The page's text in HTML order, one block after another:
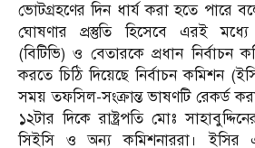
ভোটগ্রহণের দিন ধার্য করা হতে পারে
ঘোষণার প্রস্তুতি হিসেবে এরই মধ্যে
(বিটিভি) ও বেতারকে প্রধান নির্বাচন
করতে চিঠি দিয়েছে নির্বাচন কমিশন
সময় তফসিল-সংক্রান্ত ভাষণটি রেকর্ড
১২টার দিকে রাষ্ট্রপতি মোঃ
সিইসি ও অন্য কমিশনাররা।